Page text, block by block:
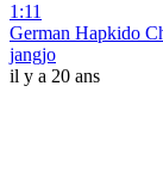
1:11
German Hapkido
jangjo
il y a 20 ans